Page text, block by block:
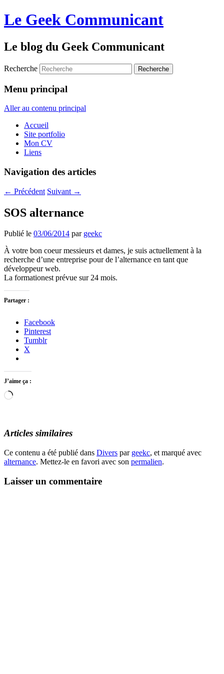
Le Geek Communicant
Le blog du Geek Communicant
Recherche
Menu principal
Aller au contenu principal
Accueil
Site portfolio
Mon CV
Liens
Navigation des articles
← Précédent Suivant →
SOS alternance
Publié le 03/06/2014 par geekc
À votre bon coeur messieurs et dames, je suis actuellement à la
recherche d’une entreprise pour de l’alternance en tant que
développeur web.
La formationest prévue sur 24 mois.
Partager :
Facebook
Pinterest
Tumblr
X
J’aime ça :
Chargement…
Articles similaires
Ce contenu a été publié dans Divers par geekc, et marqué avec
alternance. Mettez-le en favori avec son permalien.
Laisser un commentaire